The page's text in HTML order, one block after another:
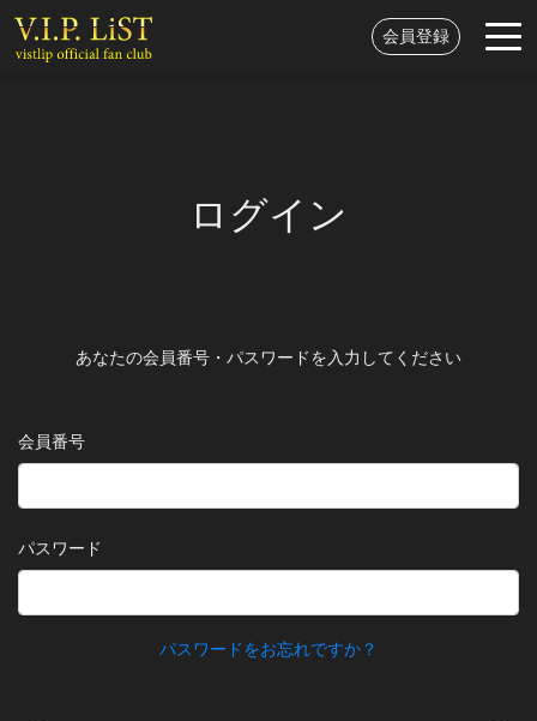
会員登録
ログイン
あなたの会員番号・パスワードを入力してください
会員番号
パスワード
パスワードをお忘れですか？